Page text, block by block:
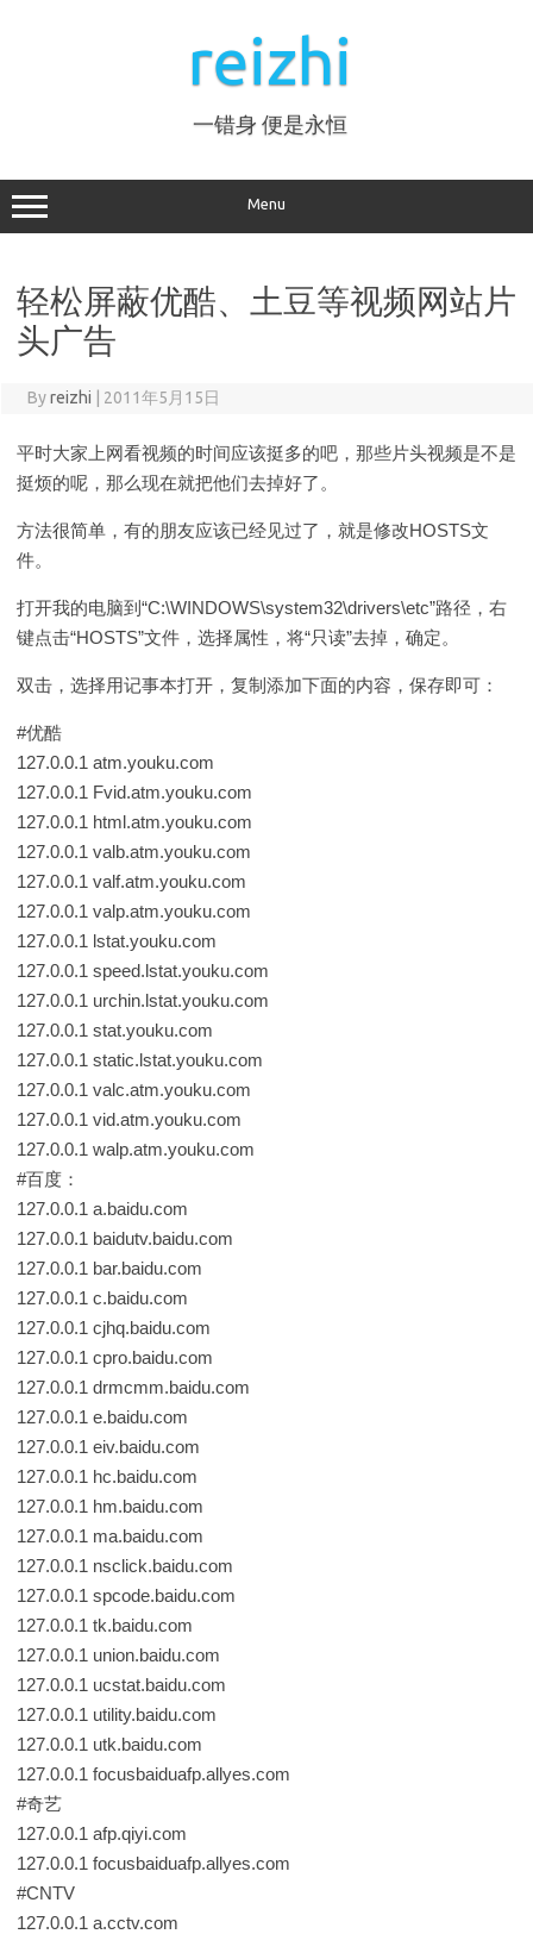
reizhi
一错身 便是永恒
Menu
轻松屏蔽优酷、土豆等视频网站片
头广告
Byreizhi 2011年5月15日
平时大家上网看视频的时间应该挺多的吧，那些片头视频是不是
挺烦的呢，那么现在就把他们去掉好了。
方法很简单，有的朋友应该已经见过了，就是修改HOSTS文
件。
打开我的电脑到“C:\WINDOWS\system32\drivers\etc”路径，右
键点击“HOSTS”文件，选择属性，将“只读”去掉，确定。
双击，选择用记事本打开，复制添加下面的内容，保存即可：
#优酷
127.0.0.1 atm.youku.com
127.0.0.1 Fvid.atm.youku.com
127.0.0.1 html.atm.youku.com
127.0.0.1 valb.atm.youku.com
127.0.0.1 valf.atm.youku.com
127.0.0.1 valp.atm.youku.com
127.0.0.1 lstat.youku.com
127.0.0.1 speed.lstat.youku.com
127.0.0.1 urchin.lstat.youku.com
127.0.0.1 stat.youku.com
127.0.0.1 static.lstat.youku.com
127.0.0.1 valc.atm.youku.com
127.0.0.1 vid.atm.youku.com
127.0.0.1 walp.atm.youku.com
#百度：
127.0.0.1 a.baidu.com
127.0.0.1 baidutv.baidu.com
127.0.0.1 bar.baidu.com
127.0.0.1 c.baidu.com
127.0.0.1 cjhq.baidu.com
127.0.0.1 cpro.baidu.com
127.0.0.1 drmcmm.baidu.com
127.0.0.1 e.baidu.com
127.0.0.1 eiv.baidu.com
127.0.0.1 hc.baidu.com
127.0.0.1 hm.baidu.com
127.0.0.1 ma.baidu.com
127.0.0.1 nsclick.baidu.com
127.0.0.1 spcode.baidu.com
127.0.0.1 tk.baidu.com
127.0.0.1 union.baidu.com
127.0.0.1 ucstat.baidu.com
127.0.0.1 utility.baidu.com
127.0.0.1 utk.baidu.com
127.0.0.1 focusbaiduafp.allyes.com
#奇艺
127.0.0.1 afp.qiyi.com
127.0.0.1 focusbaiduafp.allyes.com
#CNTV
127.0.0.1 a.cctv.com